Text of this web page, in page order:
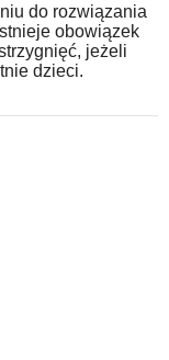
do rozwiązania
obowiązek
jeżeli
dzieci.